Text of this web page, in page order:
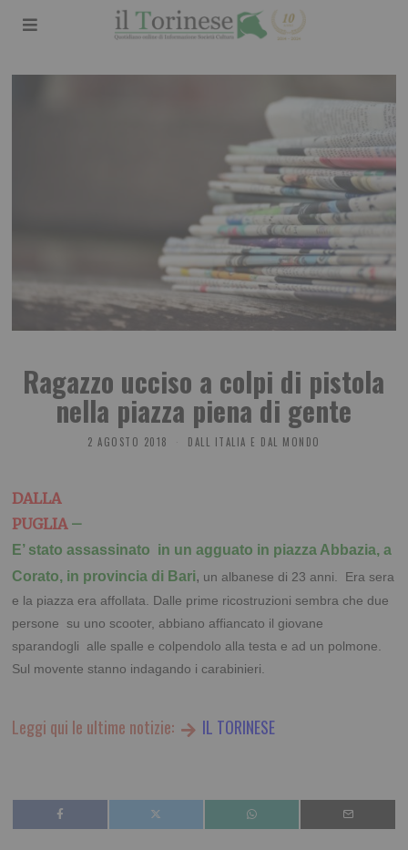
Ragazzo ucciso a colpi di pistola
nella piazza piena di gente
2 AGOSTO 2018 DALL ITALIA E DAL MONDO
DALLA
PUGLIA–
E’ stato assassinato in un agguato in piazza Abbazia, a
Corato, in provincia di Bari, un albanese di 23 anni. Era sera
e la piazza era affollata. Dalle prime ricostruzioni sembra che due
persone su uno scooter, abbiano affiancato il giovane
sparandogli alle spalle e colpendolo alla testa e ad un polmone.
Sul movente stanno indagando i carabinieri.
Leggi qui le ultime notizie: IL TORINESE